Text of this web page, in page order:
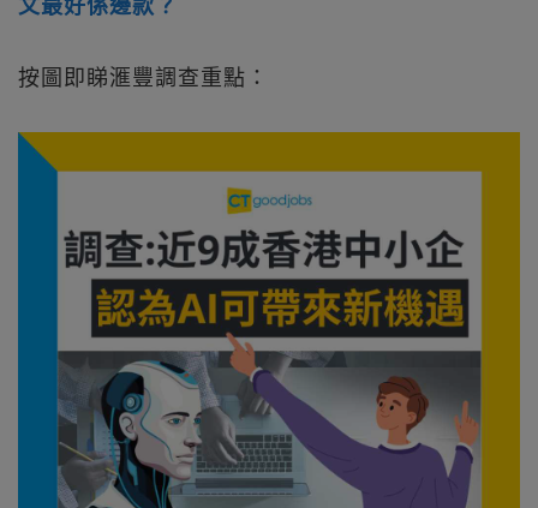
按圖即睇滙豐調查重點：